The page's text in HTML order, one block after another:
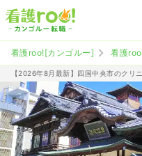
看護roo![カンゴルー] 看護
【2026年8月最新】四国中央市のクリ